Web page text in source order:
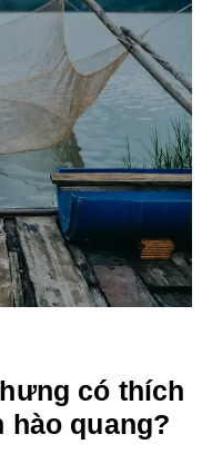
có thích
quang?